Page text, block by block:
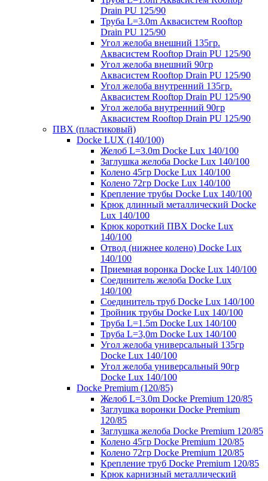
Drain PU 125/90
Труба L=3.0m Аквасистем Rooftop
Drain PU 125/90
Угол желоба внешний 135гр.
Аквасистем Rooftop Drain PU 125/90
Угол желоба внешний 90гр
Аквасистем Rooftop Drain PU 125/90
Угол желоба внутренний 135гр.
Аквасистем Rooftop Drain PU 125/90
Угол желоба внутренний 90гр
Аквасистем Rooftop Drain PU 125/90
ПВХ (пластиковый)
Docke LUX (140/100)
Желоб L=3.0m Docke Lux 140/100
Заглушка желоба Docke Lux 140/100
Колено 45гр Docke Lux 140/100
Колено 72гр Docke Lux 140/100
Крепление трубы Docke Lux 140/100
Крюк длинный металлический Docke
Lux 140/100
Крюк короткий ПВХ Docke Lux
140/100
Отвод (нижнее колено) Docke Lux
140/100
Приемная воронка Docke Lux 140/100
Соединитель желоба Docke Lux
140/100
Соединитель труб Docke Lux 140/100
Тройник трубы Docke Lux 140/100
Труба L=1.5m Docke Lux 140/100
Труба L=3,0m Docke Lux 140/100
Угол желоба универсальный 135гр
Docke Lux 140/100
Угол желоба универсальный 90гр
Docke Lux 140/100
Docke Premium (120/85)
Желоб L=3.0m Docke Premium 120/85
Заглушка воронки Docke Premium
120/85
Заглушка желоба Docke Premium 120/85
Колено 45гр Docke Premium 120/85
Колено 72гр Docke Premium 120/85
Крепление труб Docke Premium 120/85
Крюк карнизный металлический